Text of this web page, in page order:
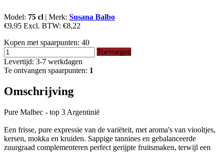
Model: 75 cl | Merk: Susana Balbo
€9,95 Excl. BTW: €8,22
Kopen met spaarpunten: 40
Toevoegen
Levertijd: 3-7 werkdagen
Te ontvangen spaarpunten: 1
Omschrijving
Pure Malbec - top 3 Argentinië
Een frisse, pure expressie van de variëteit, met aroma's van viooltjes,
kersen, mokka en kruiden. Sappige tannines en gebalanceerde
zuurgraad complementeren perfect gerijpte fruitsmaken, terwijl een